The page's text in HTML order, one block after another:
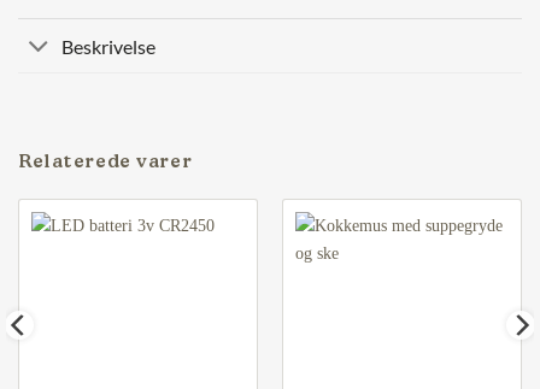
Beskrivelse
Relaterede varer